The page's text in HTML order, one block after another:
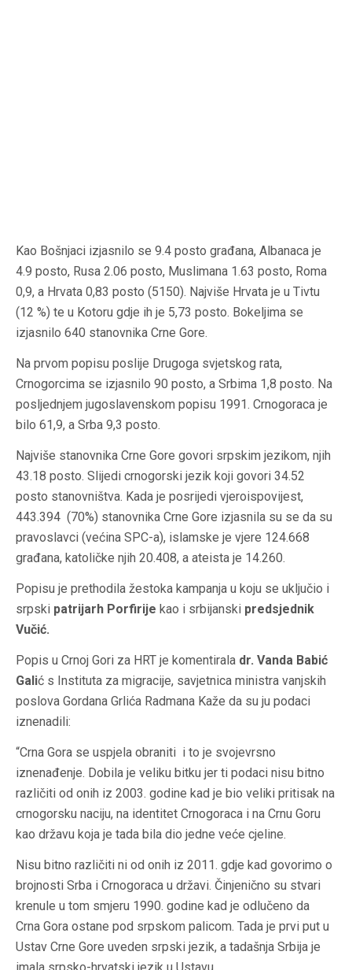
Kao Bošnjaci izjasnilo se 9.4 posto građana, Albanaca je
4.9 posto, Rusa 2.06 posto, Muslimana 1.63 posto, Roma
0,9, a Hrvata 0,83 posto (5150). Najviše Hrvata je u Tivtu
(12 %) te u Kotoru gdje ih je 5,73 posto. Bokeljima se
izjasnilo 640 stanovnika Crne Gore.
Na prvom popisu poslije Drugoga svjetskog rata,
Crnogorcima se izjasnilo 90 posto, a Srbima 1,8 posto. Na
posljednjem jugoslavenskom popisu 1991. Crnogoraca je
bilo 61,9, a Srba 9,3 posto.
Najviše stanovnika Crne Gore govori srpskim jezikom, njih
43.18 posto. Slijedi crnogorski jezik koji govori 34.52
posto stanovništva. Kada je posrijedi vjeroispovijest,
443.394 (70%) stanovnika Crne Gore izjasnila su se da su
pravoslavci (većina SPC-a), islamske je vjere 124.668
građana, katoličke njih 20.408, a ateista je 14.260.
Popisu je prethodila žestoka kampanja u koju se uključio i
srpski patrijarh Porfirije kao i srbijanski predsjednik
Vučić.
Popis u Crnoj Gori za HRT je komentirala dr. Vanda Babić
Galić s Instituta za migracije, savjetnica ministra vanjskih
poslova Gordana Grlića Radmana Kaže da su ju podaci
iznenadili:
“Crna Gora se uspjela obraniti i to je svojevrsno
iznenađenje. Dobila je veliku bitku jer ti podaci nisu bitno
različiti od onih iz 2003. godine kad je bio veliki pritisak na
crnogorsku naciju, na identitet Crnogoraca i na Crnu Goru
kao državu koja je tada bila dio jedne veće cjeline.
Nisu bitno različiti ni od onih iz 2011. gdje kad govorimo o
brojnosti Srba i Crnogoraca u državi. Činjenično su stvari
krenule u tom smjeru 1990. godine kad je odlučeno da
Crna Gora ostane pod srpskom palicom. Tada je prvi put u
Ustav Crne Gore uveden srpski jezik, a tadašnja Srbija je